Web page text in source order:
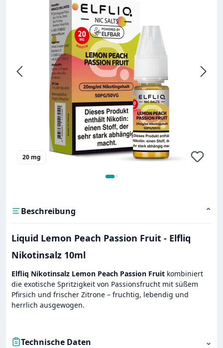
20 mg
Beschreibung ⌄
Liquid Lemon Peach Passion Fruit - Elfliq
Nikotinsalz 10ml
Elfliq Nikotinsalz Lemon Peach Passion Fruit kombiniert
die exotische Spritzigkeit von Passionsfrucht mit süßem
Pfirsich und frischer Zitrone – fruchtig, lebendig und
herrlich ausgewogen.
Technische Daten ⌄